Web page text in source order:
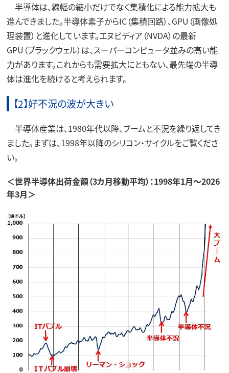
半導体は、線幅の縮小だけでなく集積化による能力拡大も
進んできました。半導体素子からIC（集積回路）、GPU（画像処
理装置）と進化しています。エヌビディア（NVDA）の最新
GPU（ブラックウェル）は、スーパーコンピュータ並みの高い能
力があります。これからも需要拡大にともない、最先端の半導
体は進化を続けると考えられます。
【2】好不況の波が大きい
半導体産業は、1980年代以降、ブームと不況を繰り返してき
ました。まずは、1998年以降のシリコン・サイクルをご覧くださ
い。
＜世界半導体出荷金額（3カ月移動平均）：1998年1月～2026
年3月＞